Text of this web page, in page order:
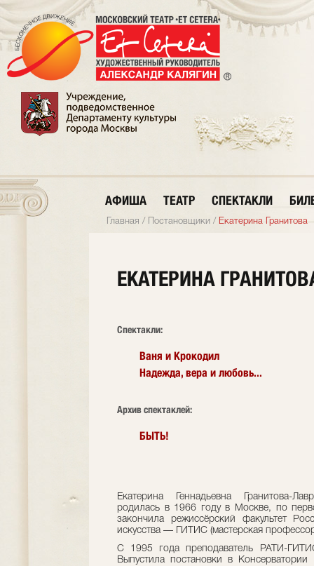
АФИША ТЕАТР СПЕКТАКЛИ
Главная / Постановщики / Екатерина Гранитова
ЕКАТЕРИНА
Cпектакли:
Ваня и Крокодил
Надежда, вера и любовь...
Архив спектаклей:
БЫТЬ!
Екатерина Геннадьевна Гранитова-
родилась в 1966 году в Москве, по
закончила режиссёрский факультет
искусства — ГИТИС (мастерская
С 1995 года преподаватель РАТИ-
Выпустила постановки в